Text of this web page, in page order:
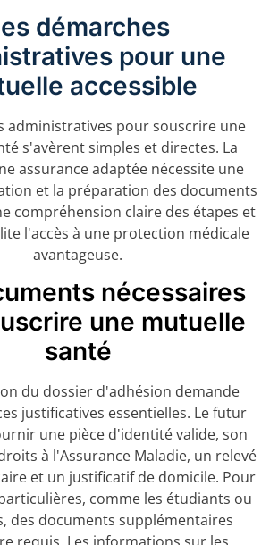
démarches
pour une
accessible
administratives pour souscrire une
s'avèrent simples et directes. La
assurance adaptée nécessite une
et la préparation des documents
compréhension claire des étapes et
l'accès à une protection médicale
avantageuse.
nécessaires
une mutuelle
santé
du dossier d'adhésion demande
justificatives essentielles. Le futur
une pièce d'identité valide, son
à l'Assurance Maladie, un relevé
et un justificatif de domicile. Pour
comme les étudiants ou
des documents supplémentaires